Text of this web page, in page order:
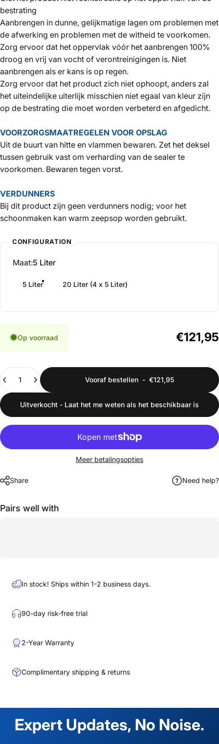
bestrating
Aanbrengen in dunne, gelijkmatige lagen om problemen met
de afwerking en problemen met de witheid te voorkomen.
Zorg ervoor dat het oppervlak vóór het aanbrengen 100%
droog en vrij van vocht of verontreinigingen is. Niet
aanbrengen als er kans is op regen.
Zorg ervoor dat het product zich niet ophoopt, anders zal
het uiteindelijke uiterlijk misschien niet egaal van kleur zijn
op de bestrating die moet worden verbeterd en afgedicht.
VOORZORGSMAATREGELEN VOOR OPSLAG
Uit de buurt van hitte en vlammen bewaren. Zet het deksel
tussen gebruik vast om verharding van de sealer te
voorkomen. Bewaren tegen vorst.
VERDUNNERS
Bij dit product zijn geen verdunners nodig; voor het
schoonmaken kan warm zeepsop worden gebruikt.
CONFIGURATION
Maat
Maat:5 Liter
5 Liter 20 Liter (4 x 5 Liter)
Op voorraad €121,95
Hoeveelheid
Vooraf bestellen - €121,95
Uitverkocht - Laat het me weten als het beschikbaar is
Meer betalingsopties
Share Need help?
Pairs well with
In stock! Ships within 1-2 business days.
90-day risk-free trial
2-Year Warranty
Complimentary shipping & returns
Expert Updates, No Noise.